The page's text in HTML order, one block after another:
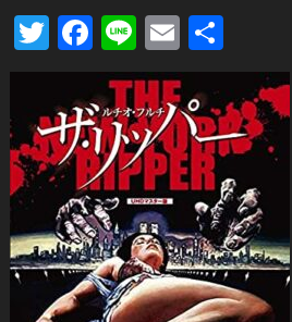
Twitter
Facebook
LineEmail
有